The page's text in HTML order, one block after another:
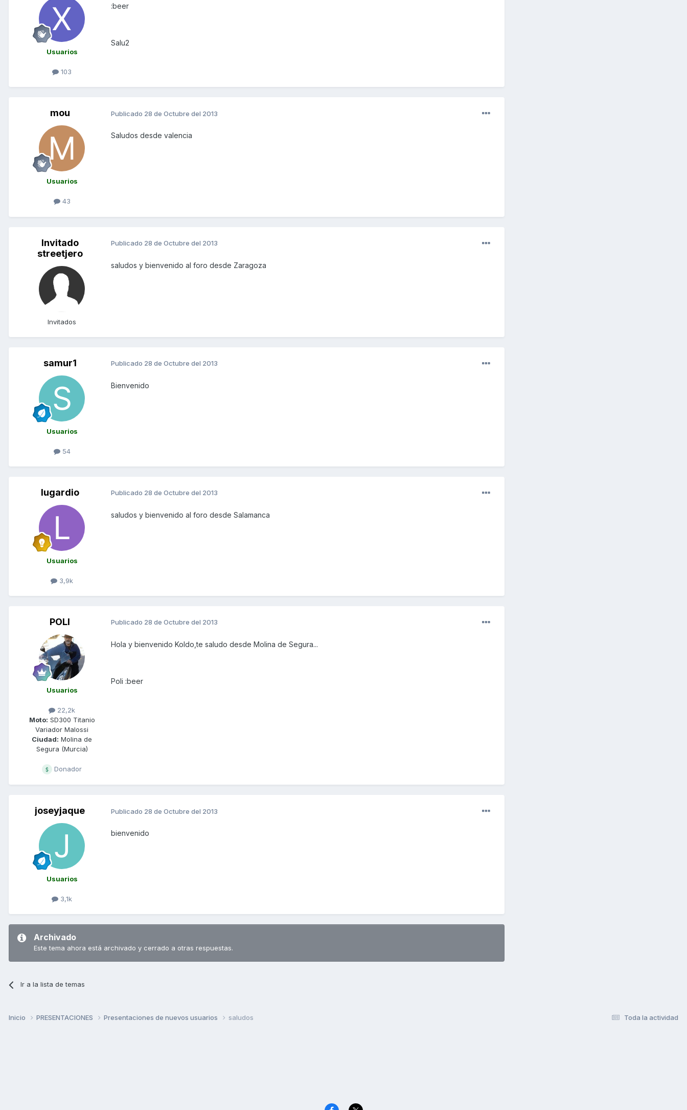
Usuarios
103
:beer
Salu2
mou
Usuarios
43
Publicado 28 de Octubre del 2013
Saludos desde valencia
Invitado
streetjero
Invitados
Publicado 28 de Octubre del 2013
saludos y bienvenido al foro desde Zaragoza
samur1
Usuarios
54
Publicado 28 de Octubre del 2013
Bienvenido
lugardio
Usuarios
3,9k
Publicado 28 de Octubre del 2013
saludos y bienvenido al foro desde Salamanca
POLI
Usuarios
22,2k
Moto: SD300 Titanio
Variador Malossi
Ciudad: Molina de
Segura (Murcia)
Donador
Publicado 28 de Octubre del 2013
Hola y bienvenido Koldo,te saludo desde Molina de Segura...
Poli :beer
joseyjaque
Usuarios
3,1k
Publicado 28 de Octubre del 2013
bienvenido
Archivado
Este tema ahora está archivado y cerrado a otras respuestas.
Ir a la lista de temas
Toda la actividad
Inicio PRESENTACIONES Presentaciones de nuevos usuarios saludos